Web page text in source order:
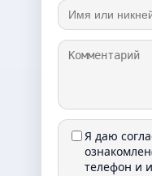
Я даю
телефон и